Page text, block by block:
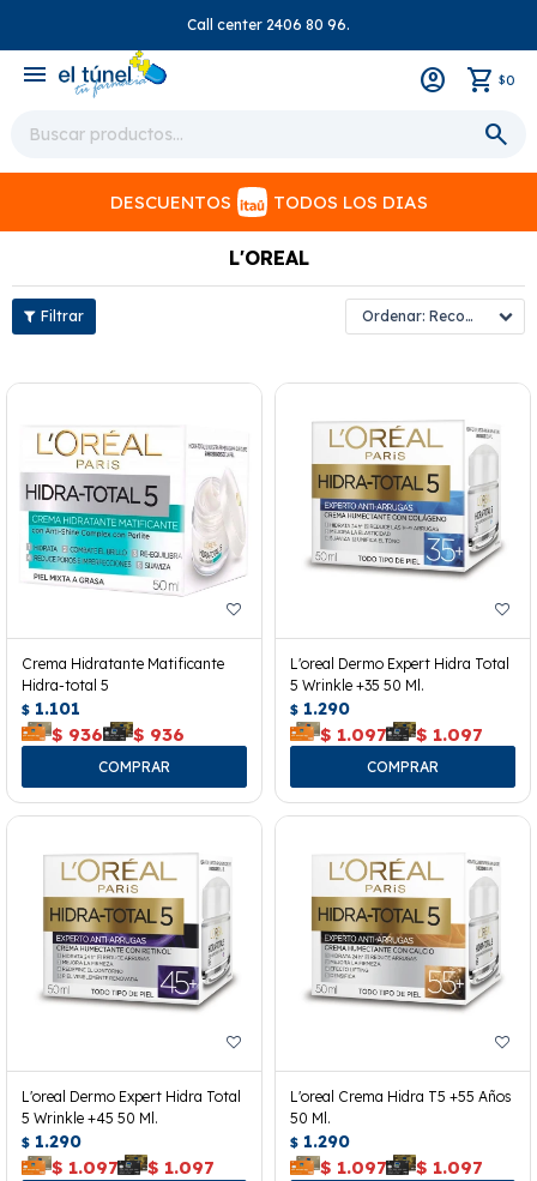
Call center 2406 80 96.
menu $0
DESCUENTOS TODOS LOS DIAS
L'OREAL
Recomendados
Crema Hidratante Matificante
Hidra-total 5
$ 1.101
$ 936 $ 936
L'oreal Dermo Expert Hidra Total
5 Wrinkle +35 50 Ml.
$ 1.290
$ 1.097 $ 1.097
L'oreal Dermo Expert Hidra Total
5 Wrinkle +45 50 Ml.
$ 1.290
$ 1.097 $ 1.097
L'oreal Crema Hidra T5 +55 Años
50 Ml.
$ 1.290
$ 1.097 $ 1.097
close